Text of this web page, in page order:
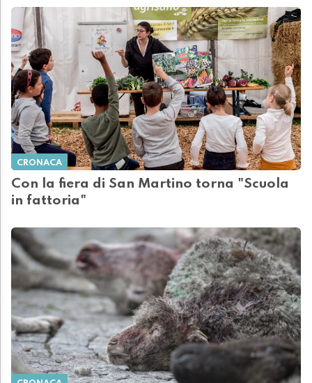
CRONACA
Con la fiera di San Martino torna "Scuola
in fattoria"